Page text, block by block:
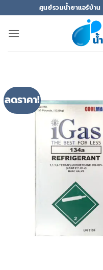
ไป
ยัง
ศูนย์รวมน้ำยาแอร์บ้า
ลดราคา!